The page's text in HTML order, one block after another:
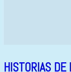
HISTORIAS